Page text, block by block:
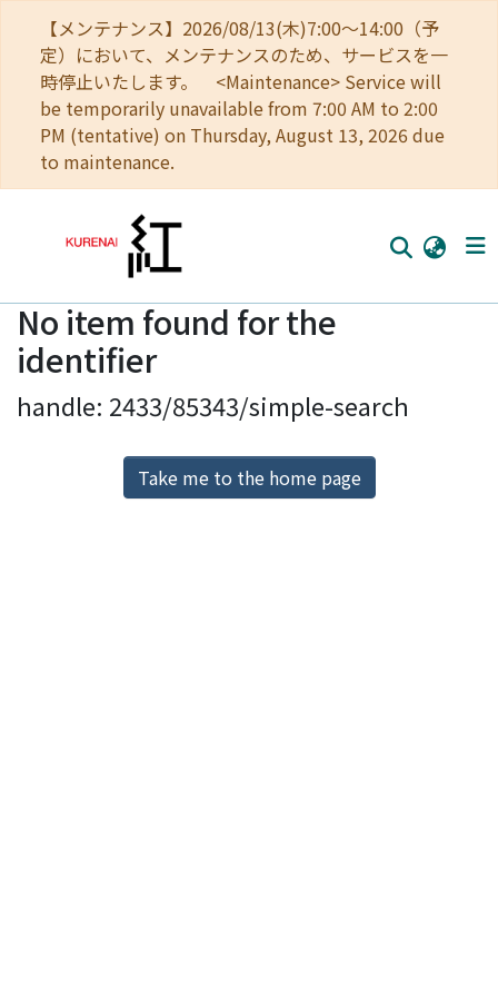
【メンテナンス】2026/08/13(木)7:00～14:00（予
定）において、メンテナンスのため、サービスを一
時停止いたします。 <Maintenance> Service will
be temporarily unavailable from 7:00 AM to 2:00
PM (tentative) on Thursday, August 13, 2026 due
to maintenance.
Home
Communities
Browse
Download Ranking
No item found for the
identifier
handle: 2433/85343/simple-search
Take me to the home page